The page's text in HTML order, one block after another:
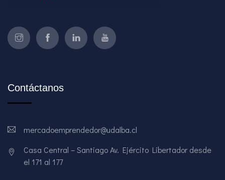
Contáctanos
mercadoemprendedor@udalba.cl
Casa Central – Santiago Av. Ejército Libertador desde
el 171 al 177